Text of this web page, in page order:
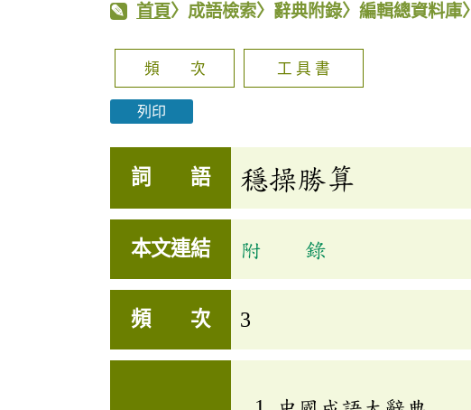
首頁〉成語檢索〉辭典附錄〉編輯總資料庫〉
頻 次 工 具 書
列印
詞 語 穩操勝算
本文連結 附 錄
頻 次 3